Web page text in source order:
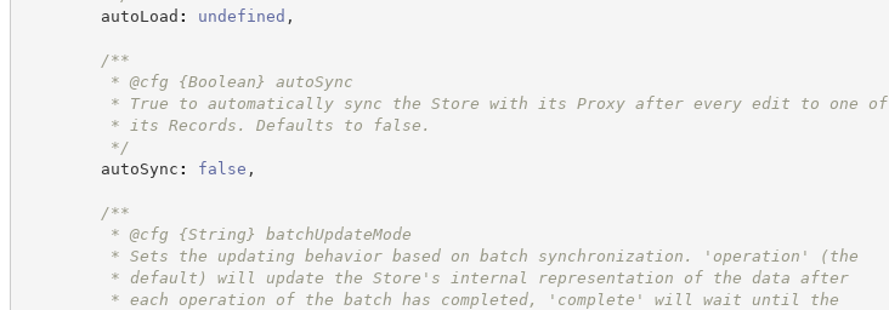
autoLoad : undefined ,
/**
* @cfg {Boolean}
autoSync
* True to automatically sync the Store with its Proxy after every edit to one of
* its Records. Defaults to false.
*/
autoSync : false ,
/**
* @cfg {String}
batchUpdateMode
* Sets the updating behavior based on batch synchronization. 'operation' (the
* default) will update the Store's internal representation of the data after
* each operation of the batch has completed, 'complete' will wait until the